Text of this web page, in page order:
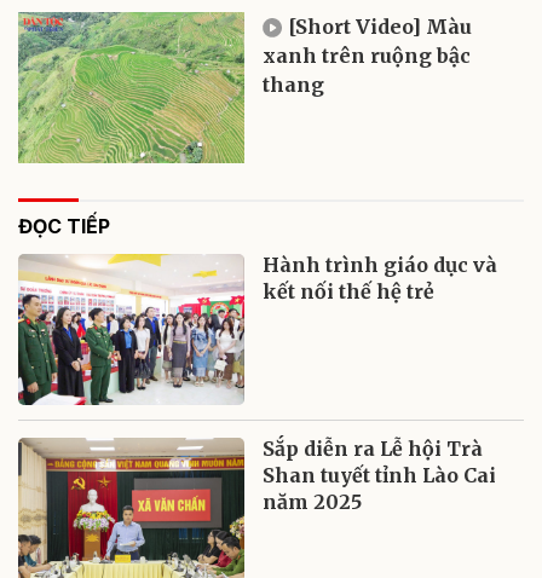
[Short Video] Màu
xanh trên ruộng bậc
thang
ĐỌC TIẾP
Hành trình giáo dục và
kết nối thế hệ trẻ
Sắp diễn ra Lễ hội Trà
Shan tuyết tỉnh Lào Cai
năm 2025